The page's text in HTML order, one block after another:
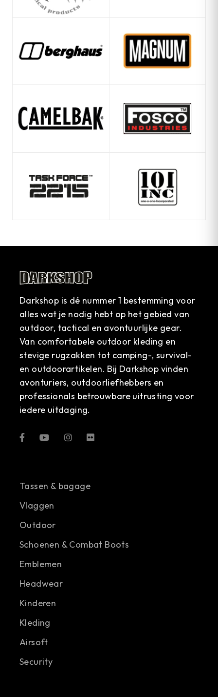
Darkshop is dé nummer 1 bestemming voor
alles wat je nodig hebt op het gebied van
outdoor, tactical en avontuurlijke gear.
Van comfortabele outdoor kleding en
stevige rugzakken tot camping-, survival-
en outdoorartikelen. Bij Darkshop vinden
avonturiers, outdoorliefhebbers en
professionals betrouwbare uitrusting voor
iedere uitdaging.
Tassen & bagage
Vlaggen
Outdoor
Schoenen & Combat Boots
Emblemen
Headwear
Kinderen
Kleding
Airsoft
Security